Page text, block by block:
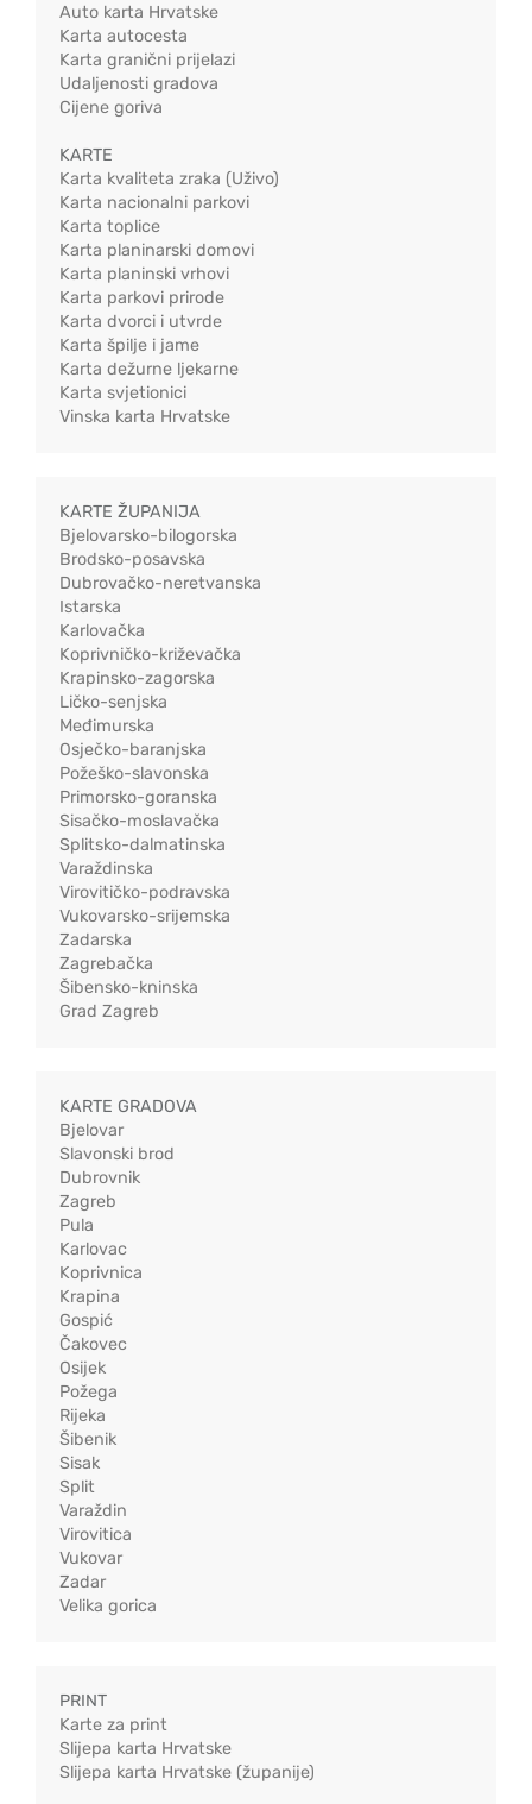
Auto karta Hrvatske
Karta autocesta
Karta granični prijelazi
Udaljenosti gradova
Cijene goriva
KARTE
Karta kvaliteta zraka (Uživo)
Karta nacionalni parkovi
Karta toplice
Karta planinarski domovi
Karta planinski vrhovi
Karta parkovi prirode
Karta dvorci i utvrde
Karta špilje i jame
Karta dežurne ljekarne
Karta svjetionici
Vinska karta Hrvatske
KARTE ŽUPANIJA
Bjelovarsko-bilogorska
Brodsko-posavska
Dubrovačko-neretvanska
Istarska
Karlovačka
Koprivničko-križevačka
Krapinsko-zagorska
Ličko-senjska
Međimurska
Osječko-baranjska
Požeško-slavonska
Primorsko-goranska
Sisačko-moslavačka
Splitsko-dalmatinska
Varaždinska
Virovitičko-podravska
Vukovarsko-srijemska
Zadarska
Zagrebačka
Šibensko-kninska
Grad Zagreb
KARTE GRADOVA
Bjelovar
Slavonski brod
Dubrovnik
Zagreb
Pula
Karlovac
Koprivnica
Krapina
Gospić
Čakovec
Osijek
Požega
Rijeka
Šibenik
Sisak
Split
Varaždin
Virovitica
Vukovar
Zadar
Velika gorica
PRINT
Karte za print
Slijepa karta Hrvatske
Slijepa karta Hrvatske (županije)